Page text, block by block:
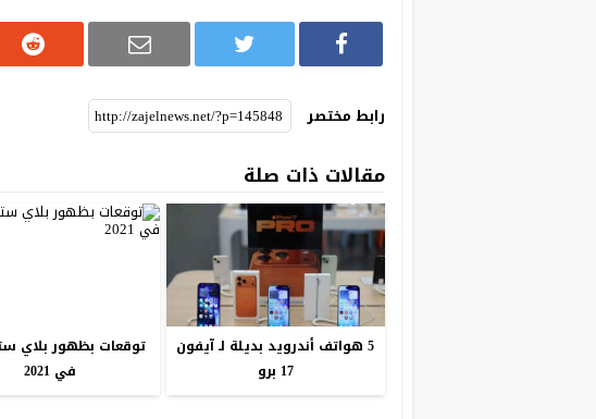
رابط مختصر
مقالات ذات صلة
5 هواتف أندرويد بديلة لـ آيفون
17 برو
في 2021